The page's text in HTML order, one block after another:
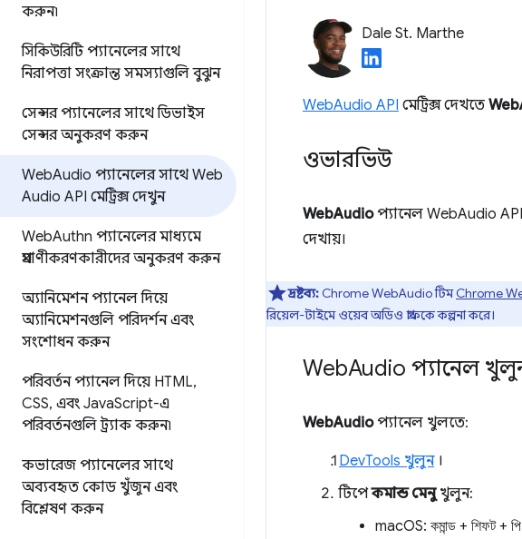
করুন৷
সিকিউরিটি প্যানেলের সাথে
নিরাপত্তা সংক্রান্ত সমস্যাগুলি বুঝুন
সেন্সর প্যানেলের সাথে ডিভাইস
সেন্সর অনুকরণ করুন
WebAudio প্যানেলের সাথে Web
Audio API মেট্রিক্স দেখুন
WebAuthn প্যানেলের মাধ্যমে
প্রমাণীকরণকারীদের অনুকরণ করুন
অ্যানিমেশন প্যানেল দিয়ে
অ্যানিমেশনগুলি পরিদর্শন এবং
সংশোধন করুন
পরিবর্তন প্যানেল দিয়ে HTML,
CSS, এবং JavaScript-এ
পরিবর্তনগুলি ট্র্যাক করুন৷
কভারেজ প্যানেলের সাথে
অব্যবহৃত কোড খুঁজুন এবং
বিশ্লেষণ করুন
Dale St. Marthe
WebAudio API মেট্রিক্স দেখতে
ওভারভিউ
WebAudioপ্যানেল WebAudio
দেখায়।
দ্রষ্টব্য: Chrome WebAudio টিমChrome
রিয়েল-টাইমে ওয়েব অডিও গ্রাফকে কল্পনা করে।
WebAudio প্যানেল
WebAudioপ্যানেল খুলতে:
DevTools খুলুন।
টিপেকমান্ড মেনুখুলুন:
macOS: কমান্ড + শিফট+ পি